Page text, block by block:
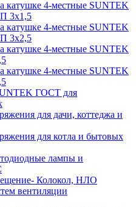
катушке 4-местные SUNTEK
3х1,5
катушке 4-местные SUNTEK
3х2,5
катушке 4-местные SUNTEK
катушке 4-местные SUNTEK
ГОСТ для
для дачи, коттеджа и
для котла и бытовых
лампы и
Колокол, НЛО
вентиляции